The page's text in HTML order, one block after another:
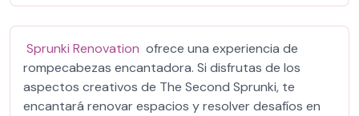
Sprunki Renovation ofrece una experiencia de
rompecabezas encantadora. Si disfrutas de los
aspectos creativos de The Second Sprunki, te
encantará renovar espacios y resolver desafíos en